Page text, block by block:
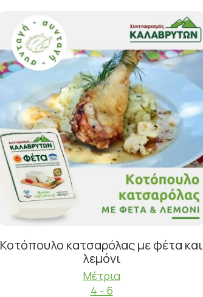
Κοτόπουλο κατσαρόλας με φέτα και
λεμόνι
Μέτρια
4 - 6